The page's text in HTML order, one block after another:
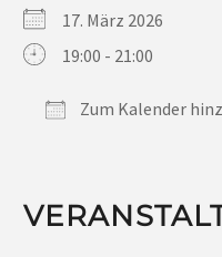
17. März 2026
19:00 - 21:00
Zum Kalender